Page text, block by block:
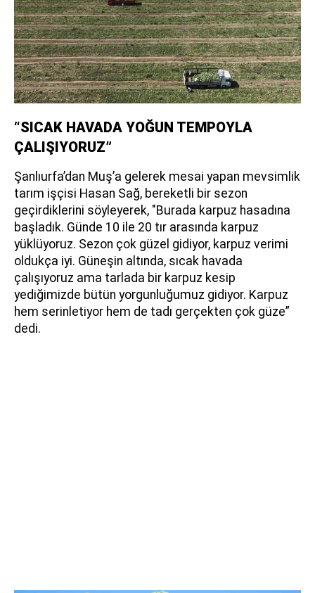
“SICAK HAVADA YOĞUN TEMPOYLA
ÇALIŞIYORUZ”
Şanlıurfa’dan Muş’a gelerek mesai yapan mevsimlik
tarım işçisi Hasan Sağ, bereketli bir sezon
geçirdiklerini söyleyerek, "Burada karpuz hasadına
başladık. Günde 10 ile 20 tır arasında karpuz
yüklüyoruz. Sezon çok güzel gidiyor, karpuz verimi
oldukça iyi. Güneşin altında, sıcak havada
çalışıyoruz ama tarlada bir karpuz kesip
yediğimizde bütün yorgunluğumuz gidiyor. Karpuz
hem serinletiyor hem de tadı gerçekten çok güze”
dedi.